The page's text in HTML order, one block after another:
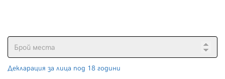
Декларация за лица под 18 години